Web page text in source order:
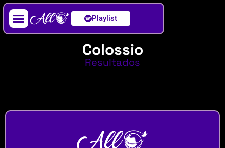
Playlist
Colossio
Resultados